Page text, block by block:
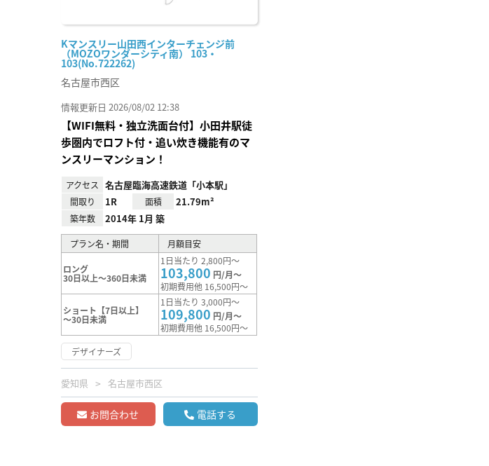
Kマンスリー山田西インターチェンジ前
（MOZOワンダーシティ南） 103・
103(No.722262)
名古屋市西区
情報更新日 2026/08/02 12:38
【WIFI無料・独立洗面台付】小田井駅徒
歩圏内でロフト付・追い炊き機能有のマ
ンスリーマンション！
アクセス 名古屋臨海高速鉄道「小本駅」
間取り 1R 面積 21.79m²
築年数 2014年 1月 築
プラン名・期間 月額目安
ロング
30日以上～360日未満
1日当たり 2,800円～
103,800 円/月～
初期費用他 16,500円～
ショート【7日以上】
～30日未満
1日当たり 3,000円～
109,800 円/月～
初期費用他 16,500円～
デザイナーズ
愛知県 名古屋市西区
お問合わせ 電話する